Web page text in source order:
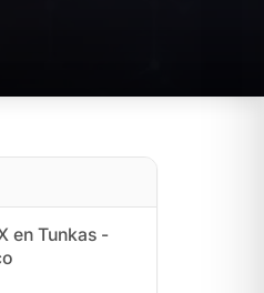
en Tunkas -